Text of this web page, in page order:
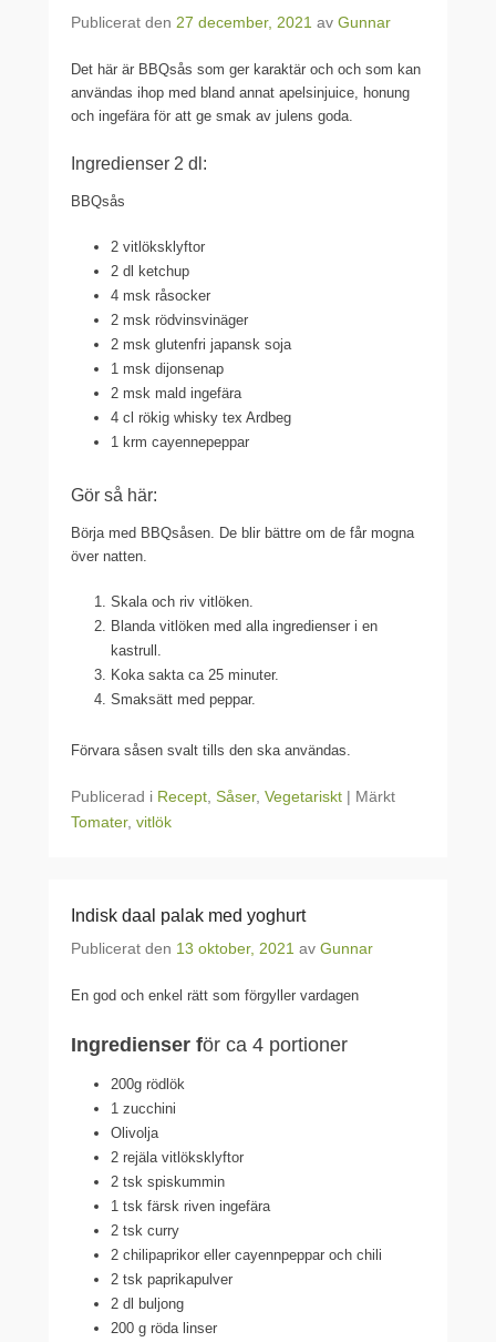
Publicerat den 27 december, 2021 av Gunnar
Det här är BBQsås som ger karaktär och och som kan
användas ihop med bland annat apelsinjuice, honung
och ingefära för att ge smak av julens goda.
Ingredienser 2 dl:
BBQsås
2 vitlöksklyftor
2 dl ketchup
4 msk råsocker
2 msk rödvinsvinäger
2 msk glutenfri japansk soja
1 msk dijonsenap
2 msk mald ingefära
4 cl rökig whisky tex Ardbeg
1 krm cayennepeppar
Gör så här:
Börja med BBQsåsen. De blir bättre om de får mogna
över natten.
Skala och riv vitlöken.
Blanda vitlöken med alla ingredienser i en
kastrull.
Koka sakta ca 25 minuter.
Smaksätt med peppar.
Förvara såsen svalt tills den ska användas.
Publicerad i Recept Såser, Vegetariskt | Märkt
Tomater, vitlök
Indisk daal palak med yoghurt
Publicerat den 13 oktober, 2021 av Gunnar
En god och enkel rätt som förgyller vardagen
Ingredienser för ca 4 portioner
200g rödlök
1 zucchini
Olivolja
2 rejäla vitlöksklyftor
2 tsk spiskummin
1 tsk färsk riven ingefära
2 tsk curry
2 chilipaprikor eller cayennpeppar och chili
2 tsk paprikapulver
2 dl buljong
200 g röda linser